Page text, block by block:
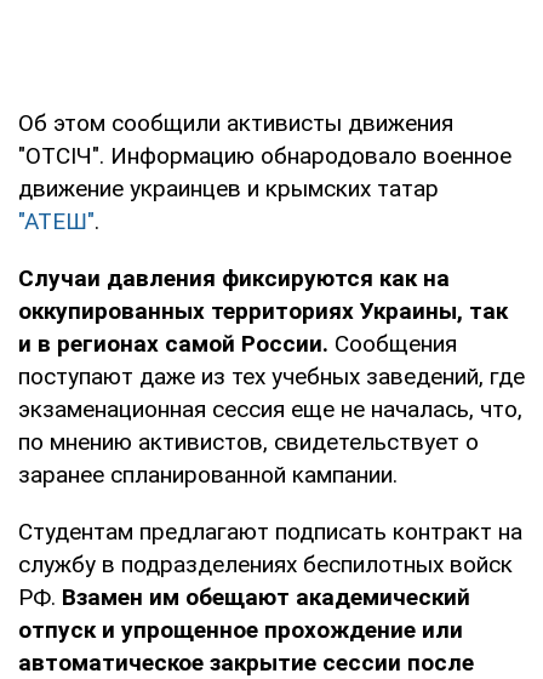
Об этом сообщили активисты движения
"ОТСІЧ". Информацию обнародовало военное
движение украинцев и крымских татар
"АТЕШ".
Случаи давления фиксируются как на
оккупированных территориях Украины, так
и в регионах самой России. Сообщения
поступают даже из тех учебных заведений, где
экзаменационная сессия еще не началась, что,
по мнению активистов, свидетельствует о
заранее спланированной кампании.
Студентам предлагают подписать контракт на
службу в подразделениях беспилотных войск
РФ. Взамен им обещают академический
отпуск и упрощенное прохождение или
автоматическое закрытие сессии после